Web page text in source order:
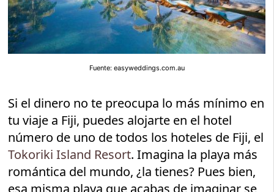
Fuente: easyweddings.com.au
Si el dinero no te preocupa lo más mínimo en
tu viaje a Fiji, puedes alojarte en el hotel
número de uno de todos los hoteles de Fiji, el
Tokoriki Island Resort. Imagina la playa más
romántica del mundo, ¿la tienes? Pues bien,
esa misma playa que acabas de imaginar se